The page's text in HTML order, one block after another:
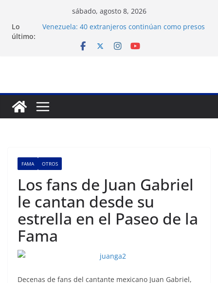
contenido
sábado, agosto 8, 2026
Lo
último:
Venezuela: 40 extranjeros continúan como presos
Crisis carcelaria: OVP denuncia 15 años de
preso político José Breijo
Festival de Cine Francés culmina muestra
histórica y prepara 40ª edición
FAMA OTROS
Los fans de Juan Gabriel
le cantan desde su
estrella en el Paseo de la
Fama
Decenas de fans del cantante mexicano Juan Gabriel,